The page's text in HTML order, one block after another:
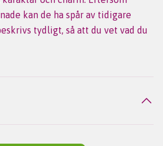
kan de ha spår av tidigare
tydligt, så att du vet vad du